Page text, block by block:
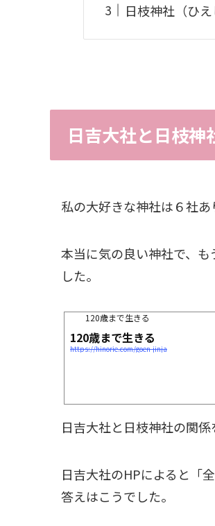
日枝神社（ひえ
日吉大社と日枝神
私の大好きな神社は６社
本当に気の良い神社で、
した。
120歳まで生きる
120歳まで生きる
https://hinorie.com/goen-jinja
日吉大社と日枝神社の関係
日吉大社のHPによると「
答えはこうでした。